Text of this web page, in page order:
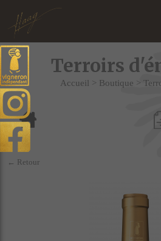
Terroirs
Accueil > Boutique >
← Retour